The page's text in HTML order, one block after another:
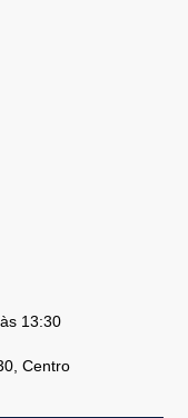
13:30
Centro